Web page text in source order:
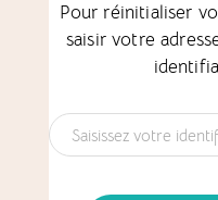
Pour réinitialiser
saisir votre